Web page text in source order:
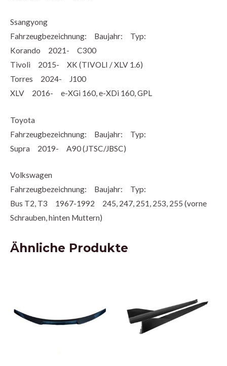
Ssangyong
Fahrzeugbezeichnung: Baujahr: Typ:
Korando 2021- C300
Tivoli 2015- XK (TIVOLI / XLV 1.6)
Torres 2024- J100
XLV 2016- e-XGi 160, e-XDi 160, GPL
Toyota
Fahrzeugbezeichnung: Baujahr: Typ:
Supra 2019- A90 (JTSC/JBSC)
Volkswagen
Fahrzeugbezeichnung: Baujahr: Typ:
Bus T2, T3 1967-1992 245, 247, 251, 253, 255 (vorne
Schrauben, hinten Muttern)
Ähnliche Produkte